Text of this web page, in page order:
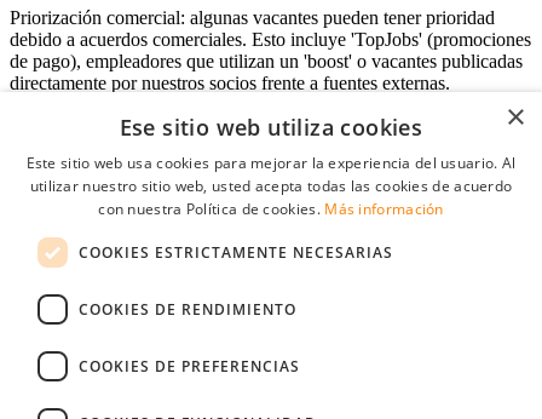
Priorización comercial: algunas vacantes pueden tener prioridad
debido a acuerdos comerciales. Esto incluye 'TopJobs' (promociones
de pago), empleadores que utilizan un 'boost' o vacantes publicadas
directamente por nuestros socios frente a fuentes externas.
Acceso empresas
Contraseña
Recordarme
Conectarse
Registro gratuito empresas
×
Ese sitio web utiliza cookies
Este sitio web usa cookies para mejorar la experiencia del usuario. Al
utilizar nuestro sitio web, usted acepta todas las cookies de acuerdo
con nuestra Política de cookies. Más información
COOKIES ESTRICTAMENTE NECESARIAS
COOKIES DE RENDIMIENTO
COOKIES DE PREFERENCIAS